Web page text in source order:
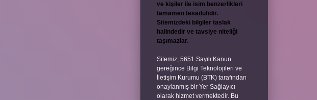
ve kişiler ile isim benzerlikleri
tamamen tesadüfidir.
Sitemizdeki bilgiler taslak
halindedir ve tavsiye niteliği
taşımazlar.
Sitemiz, 5651 Sayılı Kanun
gereğince Bilgi Teknolojileri ve
İletişim Kurumu (BTK) tarafından
onaylanmış bir Yer Sağlayıcı
olarak hizmet vermektedir. Bu